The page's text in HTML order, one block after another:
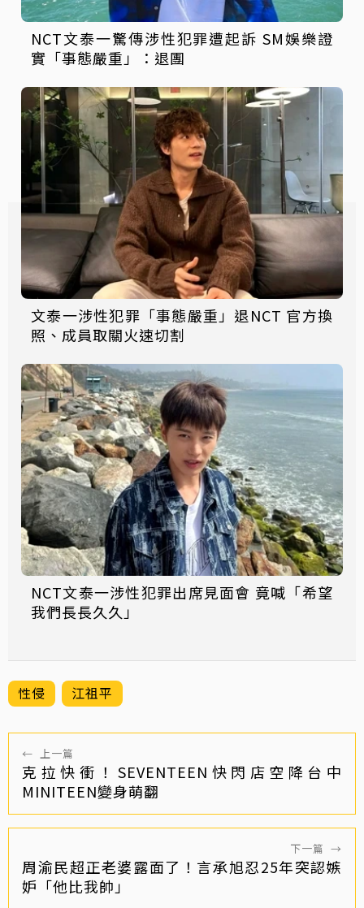
NCT文泰一驚傳涉性犯罪遭起訴 SM娛樂證
實「事態嚴重」：退團
文泰一涉性犯罪「事態嚴重」退NCT 官方換
照、成員取關火速切割
NCT文泰一涉性犯罪出席見面會 竟喊「希望
我們長長久久」
性侵 江祖平
← 上一篇
克拉快衝！SEVENTEEN快閃店空降台中
MINITEEN變身萌翻
下一篇 →
周渝民超正老婆露面了！言承旭忍25年突認嫉
妒「他比我帥」